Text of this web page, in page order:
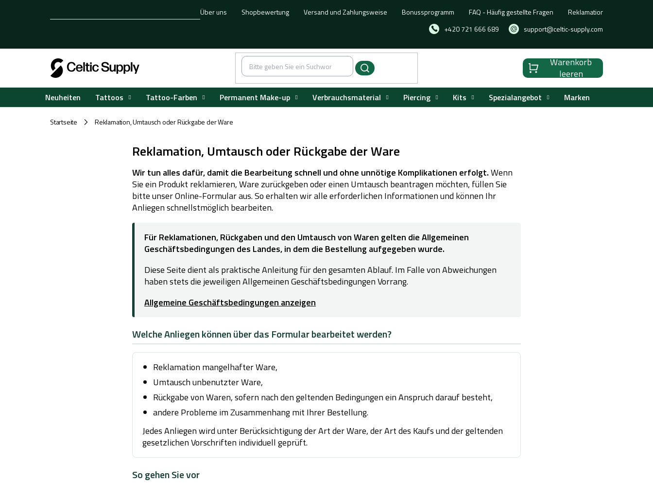
+420 721 666 689 support@celtic-supply.com
Über uns Shopbewertung Versand und Zahlungsweise Bonussprogramm FAQ - Häufig gestellte Fragen Reklamation, Umtausch
Warenkorb
Warenkorb
leeren
Neuheiten Tattoos Tattoo-Farben Permanent Make-up Verbrauchsmaterial Piercing Kits Spezialangebot Marken
Startseite / Reklamation, Umtausch oder Rückgabe der Ware
Reklamation, Umtausch oder Rückgabe der Ware
Wir tun alles dafür, damit die Bearbeitung schnell und ohne unnötige Komplikationen erfolgt.Wenn
Sie ein Produkt reklamieren, Ware zurückgeben oder einen Umtausch beantragen möchten, füllen Sie
bitte unser Online-Formular aus. So erhalten wir alle erforderlichen Informationen und können Ihr
Anliegen schnellstmöglich bearbeiten.
Für Reklamationen, Rückgaben und den Umtausch von Waren gelten die Allgemeinen
Geschäftsbedingungen des Landes, in dem die Bestellung aufgegeben wurde.
Diese Seite dient als praktische Anleitung für den gesamten Ablauf. Im Falle von Abweichungen
haben stets die jeweiligen Allgemeinen Geschäftsbedingungen Vorrang.
Allgemeine Geschäftsbedingungen anzeigen
Welche Anliegen können über das Formular bearbeitet werden?
Reklamation mangelhafter Ware,
Umtausch unbenutzter Ware,
Rückgabe von Waren, sofern nach den geltenden Bedingungen ein Anspruch darauf besteht,
andere Probleme im Zusammenhang mit Ihrer Bestellung.
Jedes Anliegen wird unter Berücksichtigung der Art der Ware, der Art des Kaufs und der geltenden
gesetzlichen Vorschriften individuell geprüft.
So gehen Sie vor